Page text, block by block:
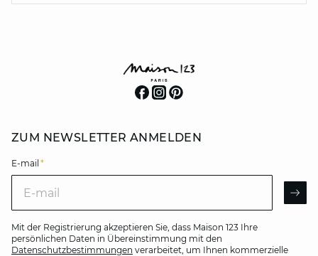
ZUM NEWSLETTER ANMELDEN
E-mail *
Mit der Registrierung akzeptieren Sie, dass Maison 123 Ihre
persönlichen Daten in Übereinstimmung mit den
Datenschutzbestimmungen verarbeitet, um Ihnen kommerzielle